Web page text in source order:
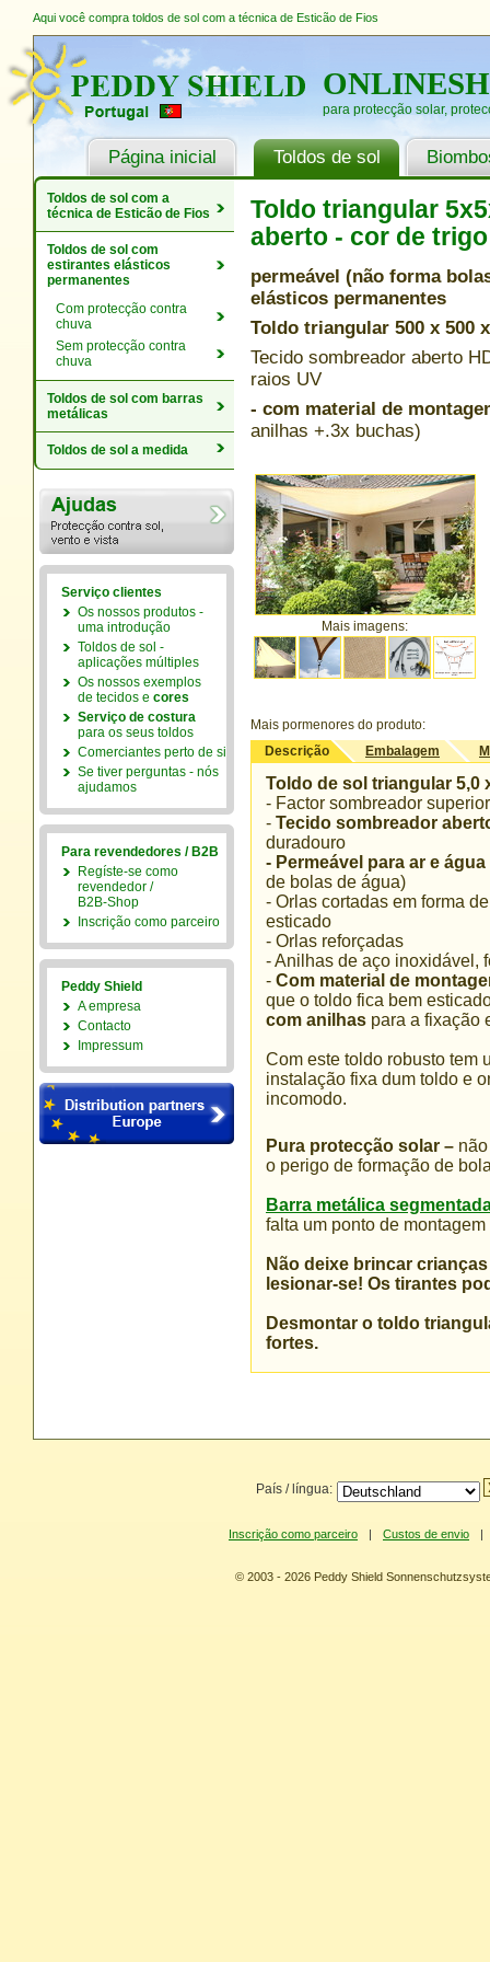
Aqui você compra toldos de sol com a técnica de Esticão de Fios
para protecção solar,
Página inicial Toldos de sol
Toldo triangular
aberto - cor de trigo
permeável (não forma
elásticos permanentes
Toldo triangular 500 x 500
Tecido sombreador aberto
raios UV
- com material de
anilhas +.3x buchas)
Mais imagens:
Mais pormenores do produto:
Descrição
Embalagem
Toldo de sol triangular 5,0
- Factor sombreador
- Tecido sombreador
duradouro
- Permeável para ar e água
de bolas de água)
- Orlas cortadas em forma
esticado
- Orlas reforçadas
- Anilhas de aço inoxidável,
- Com material de
que o toldo fica bem
com anilhas para a fixação
Com este toldo robusto tem
instalação fixa dum toldo e
incomodo.
Pura protecção solar –
o perigo de formação de
Barra metálica
falta um ponto de montagem
Não deixe brincar
lesionar-se! Os tirantes
Desmontar o toldo
fortes.
Toldos de sol com a
técnica de Esticão de Fios
Toldos de sol com
estirantes elásticos
permanentes
Com protecção contra
chuva
Sem protecção contra
chuva
Toldos de sol com barras
metálicas
Toldos de sol a medida
Serviço clientes
Os nossos produtos -
uma introdução
Toldos de sol -
aplicações múltiples
Os nossos exemplos
de tecidos e cores
Serviço de costura
para os seus toldos
Comerciantes perto de si
Se tiver perguntas - nós
ajudamos
Para revendedores / B2B
Regíste-se como
revendedor /
B2B-Shop
Inscrição como parceiro
Peddy Shield
A empresa
Contacto
Impressum
País / língua:
Inscrição como parceiro | Custos de envio |
© 2003 - 2026 Peddy Shield